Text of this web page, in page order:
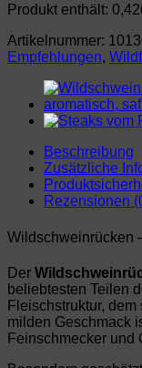
Produkt enthält:
Artikelnummer:
Empfehlungen,
Beschreibung
Zusätzliche
Rezensionen
Wildschweinrücken
Der
beliebtesten Teilen
Fleischstruktur,
milden Geschmack
Feinschmecker und